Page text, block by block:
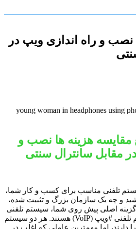
نصب و راه اندازی ویپ در
مقایسه هزینه ها نصب و
مقابل سانترال سنتی
تلفنی مناسب برای کسب و کار شما،
و چه یک سازمان بزرگ و تثبیت شده،
اصلی پیش روی شما، سیستم تلفنی
سنتی (سانترال) و سیستم تلفنی #ویپ (VoIP) هستند. هر دو سیستم
دارند، اما مهم‌ترین عاملی که اغلب در